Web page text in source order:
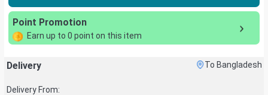
Point Promotion
Earn up to 0 point on this item
Delivery To Bangladesh
Delivery From: